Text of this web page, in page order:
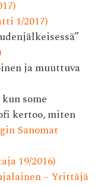
1/2017)
ja muuttuva
some
kertoo, miten
Sanomat
19/2016)
– Yrittäjä